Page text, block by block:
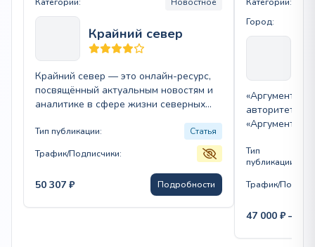
Крайний север
Крайний север — это онлайн-ресурс,
посвящённый актуальным новостям и
аналитике в сфере жизни северных
темы экологии,…
Тип публикации:
Статья
Трафик/Подписчики:
50 307 ₽ Подробности
Город:
«Аргументы
«Аргументы
Тип
публикации:
Трафик/
47 000 ₽ –